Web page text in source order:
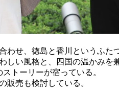
せ、徳島と香川というふ
い風格と、四国の温かみを
トーリーが宿っている。
売も検討している。